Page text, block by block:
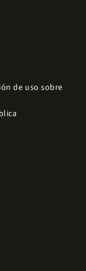
de uso sobre